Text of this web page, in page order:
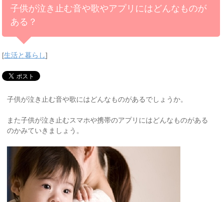
子供が泣き止む音や歌やアプリにはどんなものが
ある？
[生活と暮らし]
子供が泣き止む音や歌にはどんなものがあるでしょうか。
また子供が泣き止むスマホや携帯のアプリにはどんなものがある
のかみていきましょう。